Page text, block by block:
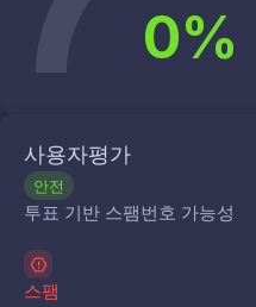
0%
사용자평가
안전
투표 기반 스팸번호 가능성
스팸